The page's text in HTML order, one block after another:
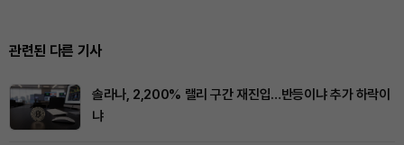
관련된 다른 기사
솔라나, 2,200% 랠리 구간 재진입…반등이냐 추가 하락이
냐